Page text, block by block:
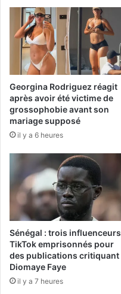
Georgina Rodriguez réagit
après avoir été victime de
grossophobie avant son
mariage supposé
il y a 6 heures
Sénégal : trois influenceurs
TikTok emprisonnés pour
des publications critiquant
Diomaye Faye
il y a 7 heures